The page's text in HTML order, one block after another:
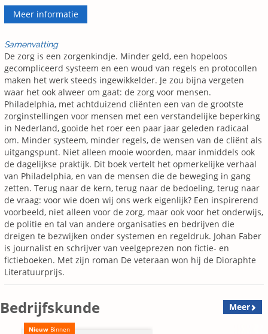
Meer informatie
Samenvatting
De zorg is een zorgenkindje. Minder geld, een hopeloos
gecompliceerd systeem en een woud van regels en protocollen
maken het werk steeds ingewikkelder. Je zou bijna vergeten
waar het ook alweer om gaat: de zorg voor mensen.
Philadelphia, met achtduizend cliënten een van de grootste
zorginstellingen voor mensen met een verstandelijke beperking
in Nederland, gooide het roer een paar jaar geleden radicaal
om. Minder systeem, minder regels, de wensen van de cliënt als
uitgangspunt. Niet alleen mooie woorden, maar inmiddels ook
de dagelijkse praktijk. Dit boek vertelt het opmerkelijke verhaal
van Philadelphia, en van de mensen die de beweging in gang
zetten. Terug naar de kern, terug naar de bedoeling, terug naar
de vraag: voor wie doen wij ons werk eigenlijk? Een inspirerend
voorbeeld, niet alleen voor de zorg, maar ook voor het onderwijs,
de politie en tal van andere organisaties en bedrijven die
dreigen te bezwijken onder systemen en regeldruk. Johan Faber
is journalist en schrijver van veelgeprezen non fictie- en
fictieboeken. Met zijn roman De veteraan won hij de Dioraphte
Literatuurprijs.
Bedrijfskunde Meer
Nieuw Binnen